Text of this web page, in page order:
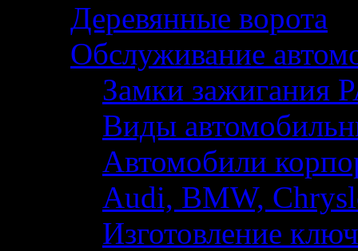
Деревянные ворота
Обслуживание
Замки зажигания
Виды
Автомобили
Audi, BMW,
Изготовление